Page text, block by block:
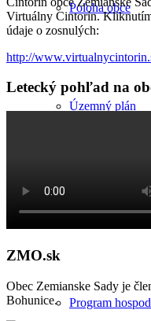
Poloha obce
Územný plán
Komunitný
Program
Virtuálny Cintorín.
údaje o zosnulých:
http://
Letecký pohľad na
ZMO.sk
Obec Zemianske Sady je
Bohunice.